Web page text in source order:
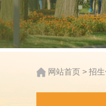
网站首页 > 招